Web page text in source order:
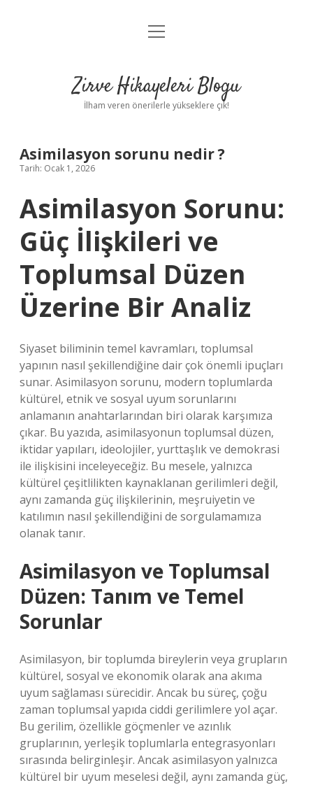
Anasayfa
Yasal Uyarı
menüyü
Zirve Hikayeleri Blogu
İlham veren önerilerle yükseklere çık!
Asimilasyon sorunu nedir ?
Tarih: Ocak 1, 2026
Asimilasyon Sorunu:
Güç İlişkileri ve
Toplumsal Düzen
Üzerine Bir Analiz
Siyaset biliminin temel kavramları, toplumsal
yapının nasıl şekillendiğine dair çok önemli ipuçları
sunar. Asimilasyon sorunu, modern toplumlarda
kültürel, etnik ve sosyal uyum sorunlarını
anlamanın anahtarlarından biri olarak karşımıza
çıkar. Bu yazıda, asimilasyonun toplumsal düzen,
iktidar yapıları, ideolojiler, yurttaşlık ve demokrasi
ile ilişkisini inceleyeceğiz. Bu mesele, yalnızca
kültürel çeşitlilikten kaynaklanan gerilimleri değil,
aynı zamanda güç ilişkilerinin, meşruiyetin ve
katılımın nasıl şekillendiğini de sorgulamamıza
olanak tanır.
Asimilasyon ve Toplumsal
Düzen: Tanım ve Temel
Sorunlar
Asimilasyon, bir toplumda bireylerin veya grupların
kültürel, sosyal ve ekonomik olarak ana akıma
uyum sağlaması sürecidir. Ancak bu süreç, çoğu
zaman toplumsal yapıda ciddi gerilimlere yol açar.
Bu gerilim, özellikle göçmenler ve azınlık
gruplarının, yerleşik toplumlarla entegrasyonları
sırasında belirginleşir. Ancak asimilasyon yalnızca
kültürel bir uyum meselesi değil, aynı zamanda güç,